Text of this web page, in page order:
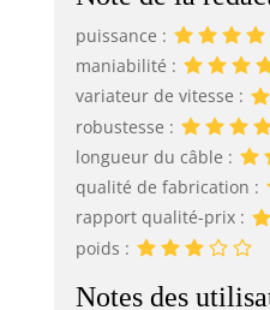
puissance :
maniabilité :
variateur de vitesse :
robustesse :
longueur du câble :
qualité de fabrication :
rapport qualité-prix :
poids :
Notes des